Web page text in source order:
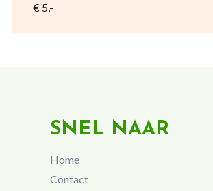
€ 5,-
SNEL NAAR
Home
Contact